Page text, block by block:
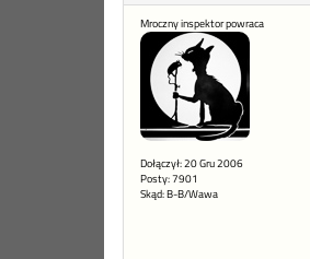
Mroczny inspektor powraca
Dołączył: 20 Gru 2006
Posty: 7901
Skąd: B-B/Wawa